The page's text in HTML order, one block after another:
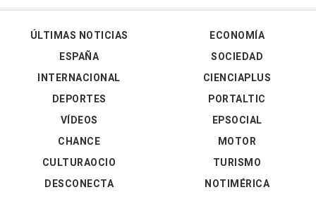
ÚLTIMAS NOTICIAS
ESPAÑA
INTERNACIONAL
DEPORTES
VÍDEOS
ECONOMÍA
SOCIEDAD
CIENCIAPLUS
PORTALTIC
EPSOCIAL
CHANCE
CULTURAOCIO
DESCONECTA
MOTOR
TURISMO
NOTIMÉRICA